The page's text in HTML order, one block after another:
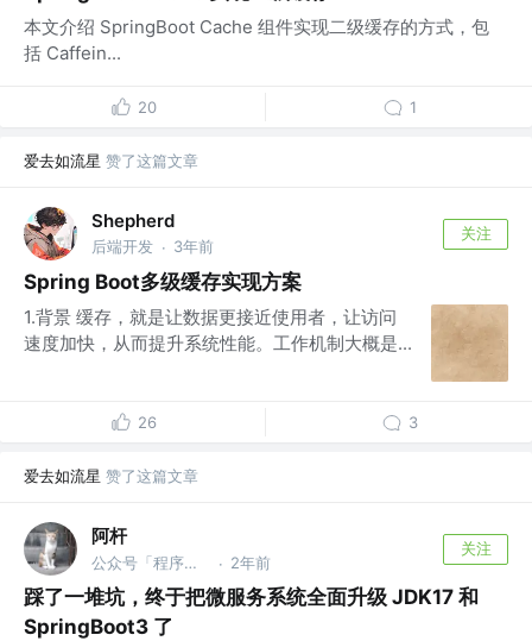
本文介绍 SpringBoot Cache 组件实现二级缓存的方式，包
括 Caffein...
20 1
爱去如流星 赞了这篇文章
Shepherd
后端开发 · 3年前
关注
Spring Boot多级缓存实现方案
1.背景 缓存，就是让数据更接近使用者，让访问
速度加快，从而提升系统性能。工作机制大概是...
26 3
爱去如流星 赞了这篇文章
阿杆
公众号「程序员阿杆」 @后端开发 · 2年前
关注
踩了一堆坑，终于把微服务系统全面升级 JDK17 和
SpringBoot3 了